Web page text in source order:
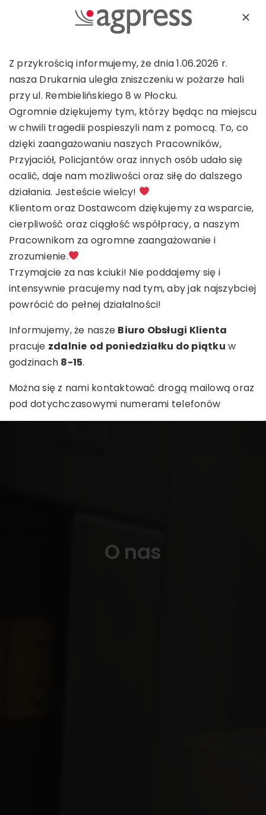
Strona główna
Certyfikaty
O nas
Know-how
Kontakt
O nas
Z przykrością informujemy, że dnia 1.06.2026 r.
nasza Drukarnia uległa zniszczeniu w pożarze hali
przy ul. Rembielińskiego 8 w Płocku.
Ogromnie dziękujemy tym, którzy będąc na miejscu
w chwili tragedii pospieszyli nam z pomocą. To, co
dzięki zaangażowaniu naszych Pracowników,
Przyjaciół, Policjantów oraz innych osób udało się
ocalić, daje nam możliwości oraz siłę do dalszego
działania. Jesteście wielcy!
Klientom oraz Dostawcom dziękujemy za wsparcie,
cierpliwość oraz ciągłość współpracy, a naszym
Pracownikom za ogromne zaangażowanie i
zrozumienie.
Trzymajcie za nas kciuki! Nie poddajemy się i
intensywnie pracujemy nad tym, aby jak najszybciej
powrócić do pełnej działalności!
Informujemy, że nasze Biuro Obsługi Klienta
pracuje zdalnie od poniedziałku do piątku w
godzinach 8-15.
Można się z nami kontaktować drogą mailową oraz
pod dotychczasowymi numerami telefonów